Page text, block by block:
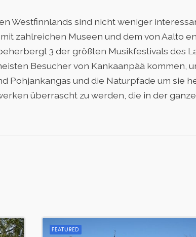
Westfinnlands sind nicht weniger
zahlreichen Museen und dem von Aalto
3 der größten Musikfestivals des
Besucher von Kankaanpää kommen,
Pohjankangas und die Naturpfade um sie
überrascht zu werden, die in der
FEATURED